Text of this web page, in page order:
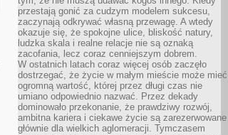
przestają gonić za cudzym modelem sukcesu,
zaczynają odkrywać własną przewagę. A wtedy
okazuje się, że spokojne ulice, bliskość natury,
ludzka skala i realne relacje nie są oznaką
zacofania, lecz coraz cenniejszym dobrem.
W ostatnich latach coraz więcej osób zaczęło
dostrzegać, że życie w małym mieście może mieć
ogromną wartość, której przez długi czas nie
umiano odpowiednio nazwać. Przez dekady
dominowało przekonanie, że prawdziwy rozwój,
ambitna kariera i ciekawe życie są zarezerwowane
głównie dla wielkich aglomeracji. Tymczasem